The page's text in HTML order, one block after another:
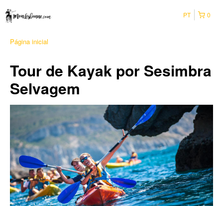
0
PT
Página inicial
Tour de Kayak por Sesimbra
Selvagem